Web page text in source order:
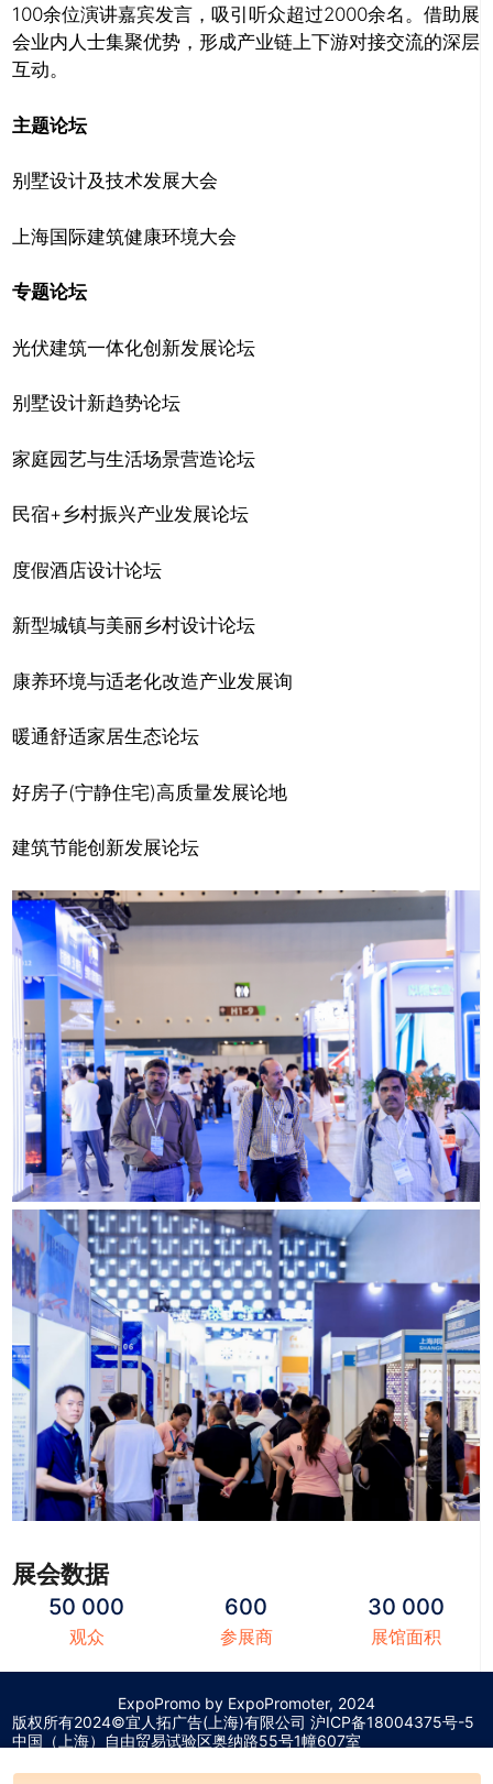
100余位演讲嘉宾发言，吸引听众超过2000余名。借助展
会业内人士集聚优势，形成产业链上下游对接交流的深层
互动。
主题论坛
别墅设计及技术发展大会
上海国际建筑健康环境大会
专题论坛
光伏建筑一体化创新发展论坛
别墅设计新趋势论坛
家庭园艺与生活场景营造论坛
民宿+乡村振兴产业发展论坛
度假酒店设计论坛
新型城镇与美丽乡村设计论坛
康养环境与适老化改造产业发展询
暖通舒适家居生态论坛
好房子(宁静住宅)高质量发展论地
建筑节能创新发展论坛
展会数据
50 000
观众
600
参展商
30 000
展馆面积
ExpoPromo by ExpoPromoter, 2024
版权所有2024©宜人拓广告(上海)有限公司 沪ICP备18004375号-5
中国（上海）自由贸易试验区奥纳路55号1幢607室